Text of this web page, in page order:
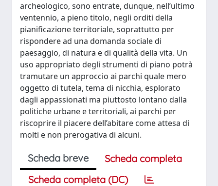
archeologico, sono entrate, dunque, nell’ultimo
ventennio, a pieno titolo, negli orditi della
pianificazione territoriale, soprattutto per
rispondere ad una domanda sociale di
paesaggio, di natura e di qualità della vita. Un
uso appropriato degli strumenti di piano potrà
tramutare un approccio ai parchi quale mero
oggetto di tutela, tema di nicchia, esplorato
dagli appassionati ma piuttosto lontano dalla
politiche urbane e territoriali, ai parchi per
riscoprire il piacere dell’abitare come attesa di
molti e non prerogativa di alcuni.
Scheda breve
Scheda completa
Scheda completa (DC)